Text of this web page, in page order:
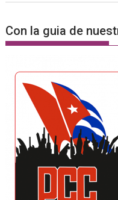
Con la guia de